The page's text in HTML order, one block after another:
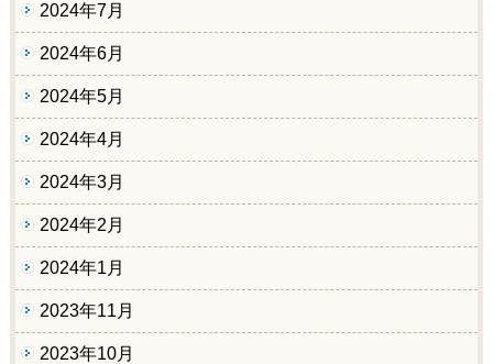
2024年7月
2024年6月
2024年5月
2024年4月
2024年3月
2024年2月
2024年1月
2023年11月
2023年10月